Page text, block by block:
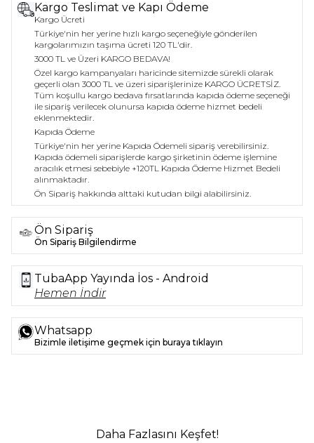
Kargo Teslimat ve Kapı Ödeme
Kargo Ücreti
Türkiye'nin her yerine hızlı kargo seçeneğiyle gönderilen
kargolarımızın taşıma ücreti 120 TL'dir.
3000 TL ve Üzeri KARGO BEDAVA!
Özel kargo kampanyaları haricinde sitemizde sürekli olarak
geçerli olan 3000 TL ve üzeri siparişlerinize KARGO ÜCRETSİZ.
Tüm koşullu kargo bedava fırsatlarında kapıda ödeme seçeneği
ile sipariş verilecek olunursa kapıda ödeme hizmet bedeli
eklenmektedir.
Kapıda Ödeme
Türkiye'nin her yerine Kapıda Ödemeli sipariş verebilirsiniz.
Kapıda ödemeli siparişlerde kargo şirketinin ödeme işlemine
aracılık etmesi sebebiyle +120TL Kapıda Ödeme Hizmet Bedeli
alınmaktadır.
Ön Sipariş hakkında alttaki kutudan bilgi alabilirsiniz.
Ön Sipariş
Ön Sipariş Bilgilendirme
TubaApp Yayında İos - Android
Hemen İndir
Whatsapp
Bizimle iletişime geçmek için buraya tıklayın
Daha Fazlasını Keşfet!